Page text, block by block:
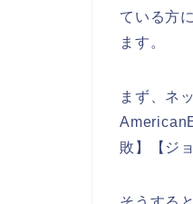
ている方
ます。
まず、ネ
敗】【ジ